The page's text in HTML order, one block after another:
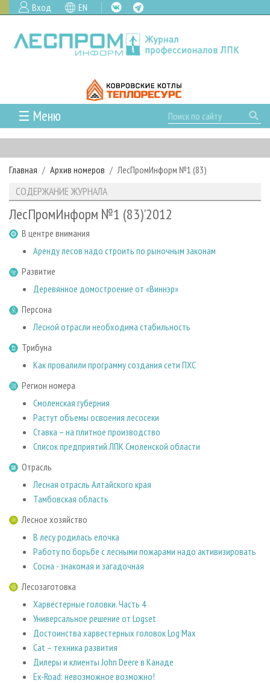
Вход EN
☰ Меню
ГЛАВНАЯ
РУБРИКИ И ТЕМЫ
РУБРИКИ ЖУРНАЛА
ЛЕСНОЕ ХОЗЯЙСТВО
ЛЕСОЗАГОТОВКА
ЛЕСОПИЛЕНИЕ
ДЕРЕВООБРАБОТКА
СУШКА ДРЕВЕСИНЫ
ПРОИЗВОДСТВО ДРЕВЕСНЫХ ПЛИТ
ДЕРЕВЯННОЕ ДОМОСТРОЕНИЕ
БИОЭНЕРГЕТИКА
ИНСТРУМЕНТ И МАТЕРИАЛЫ
НОВОСТИ
КАЛЕНДАРЬ СОБЫТИЙ
НОВОСТИ ЛПК
НОВОСТИ ЖУРНАЛА
НОВОСТИ КОМПАНИЙ
ПРОЕКТЫ ЛПИ
АНАЛИТИКА
ПРЕДПРИЯТИЯ ЛПК
ЛЕСНЫЕ РЕГИОНЫ РОССИИ
ПЕРСОНЫ
RUSSIAN FORESTRY REVIEW
БИБЛИОТЕКА СПЕЦИАЛИСТА
АРХИВ
АРХИВ ЖУРНАЛОВ
СТАТЬИ
О ЖУРНАЛЕ
ПОДПИСКА
Главная Архив номеров ЛесПромИнформ №1 (83)
СОДЕРЖАНИЕ ЖУРНАЛА
ЛесПромИнформ №1 (83)'2012
В центре внимания
Аренду лесов надо строить по рыночным законам
Развитие
Деревянное домостроение от «Виннэр»
Персона
Лесной отрасли необходима стабильность
Трибуна
Как провалили программу создания сети ПХС
Регион номера
Смоленская губерния
Растут объемы освоения лесосеки
Ставка – на плитное производство
Список предприятий ЛПК Смоленской области
Отрасль
Лесная отрасль Алтайского края
Тамбовская область
Лесное хозяйство
В лесу родилась елочка
Работу по борьбе с лесными пожарами надо активизировать
Сосна - знакомая и загадочная
Лесозаготовка
Харвестерные головки. Часть 4
Универсальное решение от Logset
Достоинства харвестерных головок Log Max
Сat – техника развития
Дилеры и клиенты John Deere в Канаде
Ex-Road: невозможное возможно!